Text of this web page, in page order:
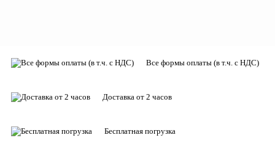
Все формы оплаты (в т.ч. с НДС)
Доставка от 2 часов
Бесплатная погрузка